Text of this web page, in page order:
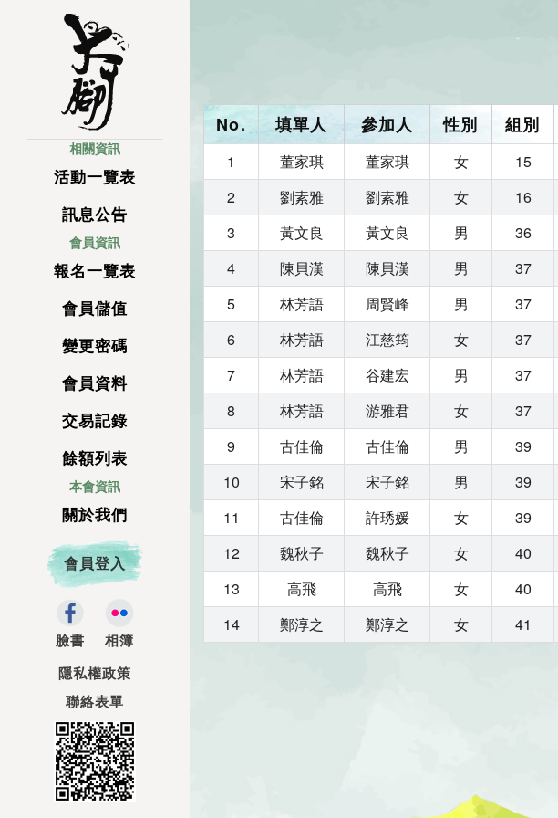
相關資訊
活動一覽表
訊息公告
會員資訊
報名一覽表
會員儲值
變更密碼
會員資料
交易記錄
餘額列表
本會資訊
關於我們
會員登入
臉書 相簿
隱私權政策
聯絡表單
No. 填單人 參加人 性別 組別
1 董家琪 董家琪 女 15
2
劉素雅 劉素雅 女 16
3
黃文良 黃文良 男 36
4
陳貝漢 陳貝漢 男 37
5
林芳語 周賢峰 男 37
6
林芳語 江慈筠 女 37
7
林芳語 谷建宏 男 37
8
林芳語 游雅君 女 37
9
古佳倫 古佳倫 男 39
10
宋子銘 宋子銘 男 39
11
古佳倫 許琇媛 女 39
12
魏秋子 魏秋子 女 40
13
高飛 高飛 女 40
14
鄭淳之 鄭淳之 女 41